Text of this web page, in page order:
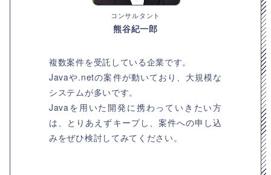
コンサルタント
熊谷紀一郎
複数案件を受託している企業です。
Javaや.netの案件が動いており、大規模な
システムが多いです。
Javaを用いた開発に携わっていきたい方
は、とりあえずキープし、案件への申し込
みをぜひ検討してみてください。